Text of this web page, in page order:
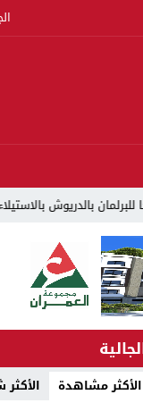
على 22 مليون سنتيم
الأكثر مشاهدة